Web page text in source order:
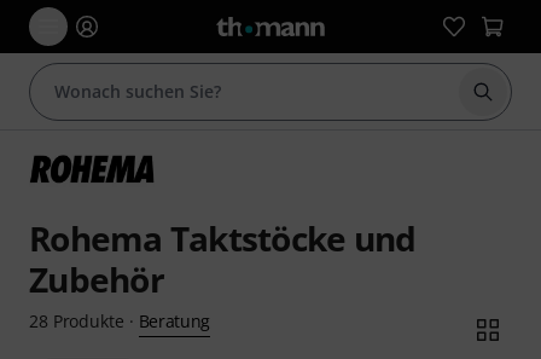
Suche
Rohema Taktstöcke und
Zubehör
28 Produkte · Beratung